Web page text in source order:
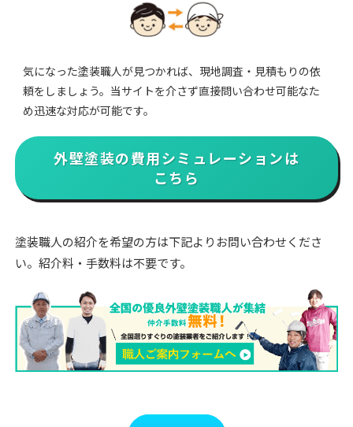
気になった塗装職人が見つかれば、現地調査・見積もりの依
頼をしましょう。当サイトを介さず直接問い合わせ可能なた
め迅速な対応が可能です。
外壁塗装の費用シミュレーションは
こちら
塗装職人の紹介を希望の方は下記よりお問い合わせくださ
い。紹介料・手数料は不要です。